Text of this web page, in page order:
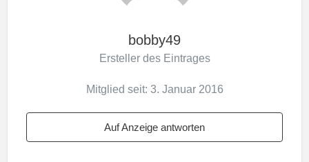
bobby49
Ersteller des Eintrages
Mitglied seit: 3. Januar 2016
Auf Anzeige antworten